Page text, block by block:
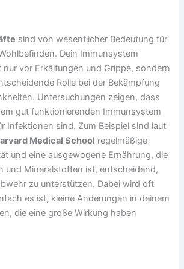
sind von wesentlicher Bedeutung für
Dein Immunsystem
vor Erkältungen und Grippe, sondern
Rolle bei der Bekämpfung
Untersuchungen zeigen, dass
gut funktionierenden Immunsystem
Infektionen sind. Zum Beispiel sind laut
Medical School regelmäßige
und eine ausgewogene Ernährung, die
und Mineralstoffen ist, entscheidend,
zu unterstützen. Dabei wird oft
es ist, kleine Änderungen in deinem
die eine große Wirkung haben